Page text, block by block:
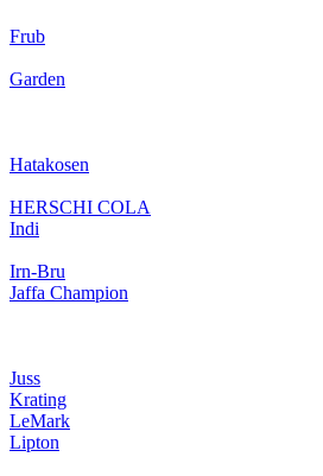
Frub
Garden
Hatakosen
HERSCHI COLA
Indi
Irn-Bru
Jaffa Champion
Juss
Krating
LeMark
Lipton